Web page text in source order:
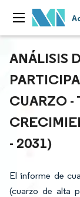
ANÁLISIS
CUARZO -
- 2031)
El informe de
(cuarzo de alta